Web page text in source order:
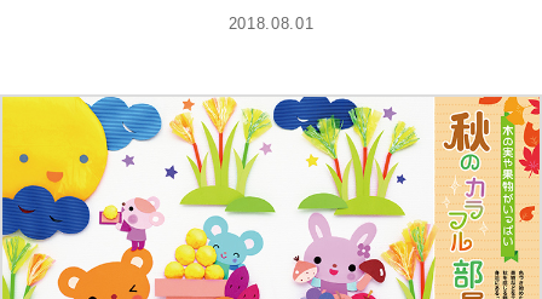
2018.08.01